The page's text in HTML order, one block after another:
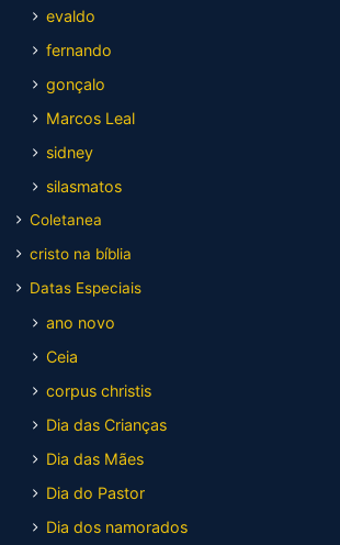
evaldo
fernando
gonçalo
Marcos Leal
sidney
silasmatos
Coletanea
cristo na bíblia
Datas Especiais
ano novo
Ceia
corpus christis
Dia das Crianças
Dia das Mães
Dia do Pastor
Dia dos namorados